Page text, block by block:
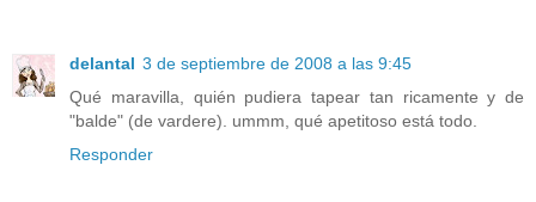
delantal 3 de septiembre de 2008 a las 9:45
Qué maravilla, quién pudiera tapear tan ricamente y de
"balde" (de vardere). ummm, qué apetitoso está todo.
Responder